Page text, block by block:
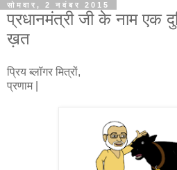
सोमवार, 2 नवंबर 2015
प्रधानमंत्री जी के नाम एक
ख़त
प्रिय ब्लॉगर मित्रों,
प्रणाम |